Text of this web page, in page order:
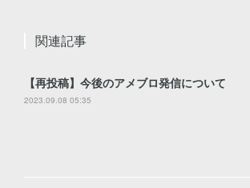
関連記事
【再投稿】今後のアメブロ発信について
2023.09.08 05:35